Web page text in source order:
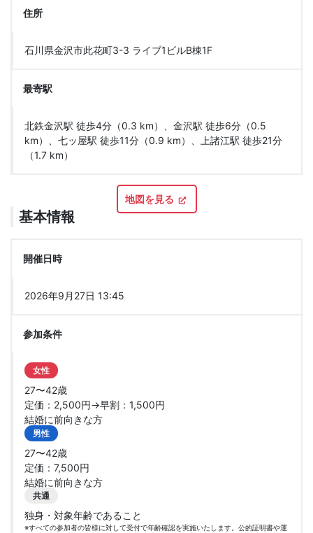
住所
石川県金沢市此花町3-3 ライブ1ビルB棟1F
最寄駅
北鉄金沢駅 徒歩4分（0.3 km）、金沢駅 徒歩6分（0.5
km）、七ッ屋駅 徒歩11分（0.9 km）、上諸江駅 徒歩21分
（1.7 km）
地図を見る
基本情報
開催日時
2026年9月27日 13:45
参加条件
女性
27〜42歳
定価：2,500円→早割：1,500円
結婚に前向きな方
男性
27〜42歳
定価：7,500円
結婚に前向きな方
共通
独身・対象年齢であること
※すべての参加者の皆様に対して受付で年齢確認を実施いたします。公的証明書や運